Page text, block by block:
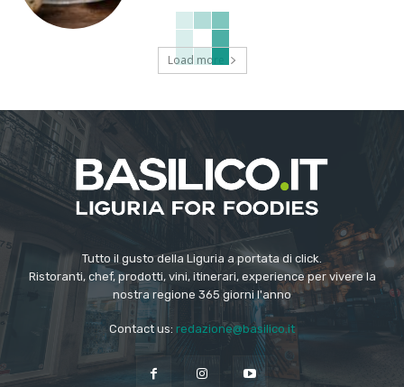
Load more
Tutto il gusto della Liguria a portata di click.
Ristoranti, chef, prodotti, vini, itinerari, experience per vivere la
nostra regione 365 giorni l'anno
Contact us: redazione@basilico.it